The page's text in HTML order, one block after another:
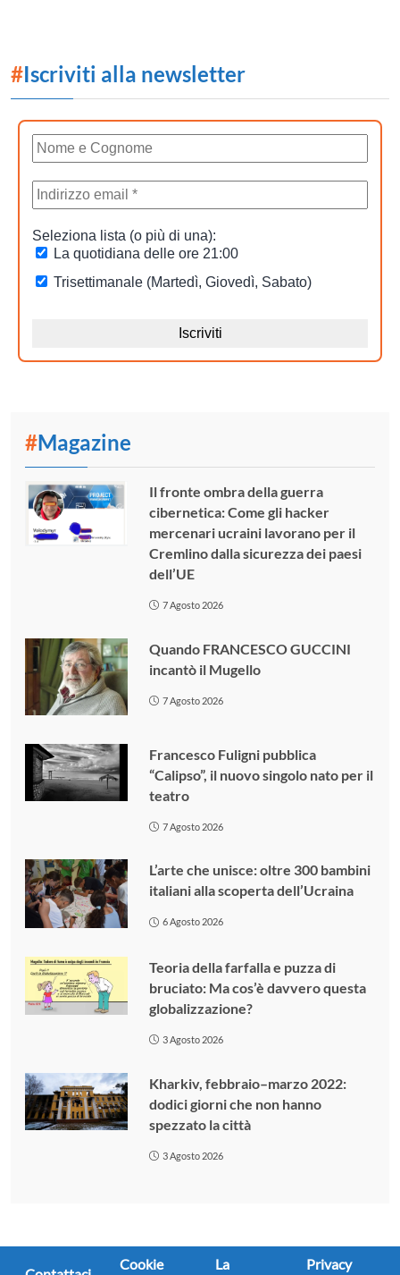
#Iscriviti alla newsletter
#Magazine
Il fronte ombra della guerra
cibernetica: Come gli hacker
mercenari ucraini lavorano per il
Cremlino dalla sicurezza dei paesi
dell’UE
7 Agosto 2026
Quando FRANCESCO GUCCINI
incantò il Mugello
7 Agosto 2026
Francesco Fuligni pubblica
“Calipso”, il nuovo singolo nato per il
teatro
7 Agosto 2026
L’arte che unisce: oltre 300 bambini
italiani alla scoperta dell’Ucraina
6 Agosto 2026
Teoria della farfalla e puzza di
bruciato: Ma cos’è davvero questa
globalizzazione?
3 Agosto 2026
Kharkiv, febbraio–marzo 2022:
dodici giorni che non hanno
spezzato la città
3 Agosto 2026
Cookie La Privacy